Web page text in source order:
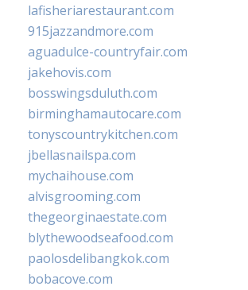
lafisheriarestaurant.com
915jazzandmore.com
aguadulce-countryfair.com
jakehovis.com
bosswingsduluth.com
birminghamautocare.com
tonyscountrykitchen.com
jbellasnailspa.com
mychaihouse.com
alvisgrooming.com
thegeorginaestate.com
blythewoodseafood.com
paolosdelibangkok.com
bobacove.com